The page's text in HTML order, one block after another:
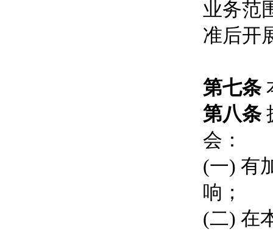
业务范
准后开
第七条
第八条
会：
(一) 有
响；
(二) 在